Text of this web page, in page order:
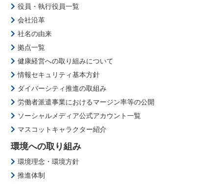
役員・執行役員一覧
会社沿革
社名の由来
拠点一覧
健康経営への取り組みについて
情報セキュリティ基本方針
ダイバーシティ推進の取組み
労働者派遣事業におけるマージン率等の公開
ソーシャルメディア公式アカウント一覧
マスコットキャラクター紹介
環境への取り組み
環境理念・環境方針
推進体制